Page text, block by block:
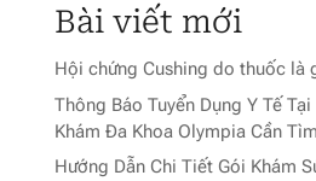
Bài viết mới
Hội chứng Cushing do thuốc là
Thông Báo Tuyển Dụng Y Tế
Khám Đa Khoa Olympia Cần
Hướng Dẫn Chi Tiết Gói Khám